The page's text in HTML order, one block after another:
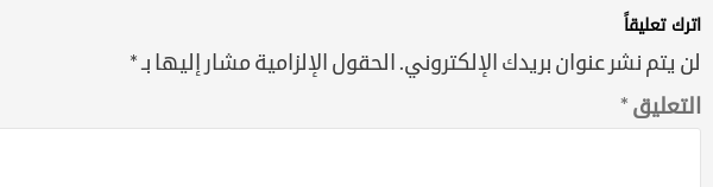
اترك تعليقاً
لن يتم نشر عنوان بريدك الإلكتروني. الحقول الإلزامية مشار إليها بـ*
التعليق *